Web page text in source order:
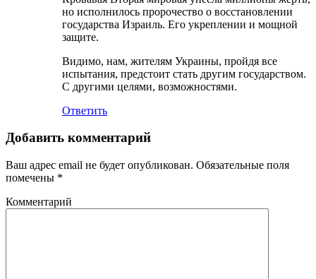
но исполнилось пророчество о восстановлении
государства Израиль. Его укреплении и мощной
защите.
Видимо, нам, жителям Украины, пройдя все
испытания, предстоит стать другим государством.
С другими целями, возможностями.
Ответить
Добавить комментарий
Ваш адрес email не будет опубликован. Обязательные поля
помечены *
Комментарий